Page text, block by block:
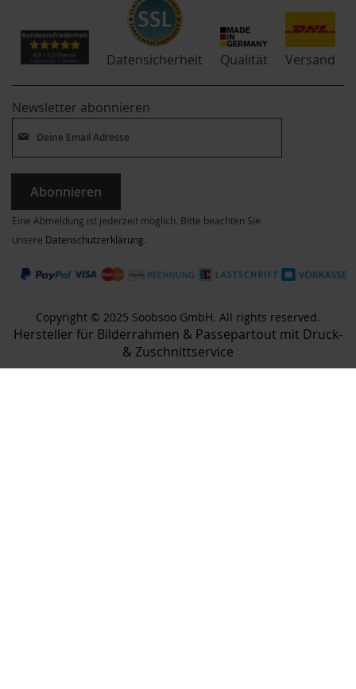
Datensicherheit Qualität Versand
Newsletter abonnieren
Abonnieren
Eine Abmeldung ist jederzeit möglich. Bitte beachten Sie
unsere Datenschutzerklärung.
Copyright © 2025 Soobsoo GmbH. All rights reserved.
Hersteller für Bilderrahmen & Passepartout mit Druck-
& Zuschnittservice